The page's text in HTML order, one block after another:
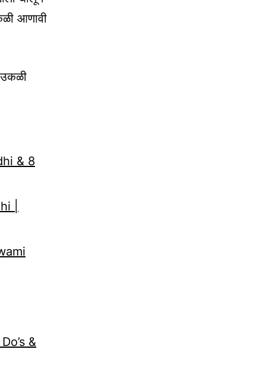
आणावी
& 8
|
&